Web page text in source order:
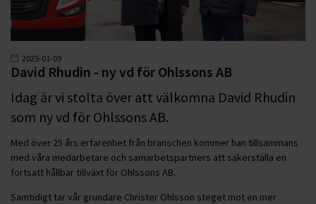
2025-01-09
David Rhudin - ny vd för Ohlssons AB
Idag är vi stolta över att välkomna David Rhudin
som ny vd för Ohlssons AB.
Med över 25 års erfarenhet från branschen kommer han tillsammans
med våra medarbetare och samarbetspartners att säkerställa en
fortsatt hållbar tillväxt för Ohlssons AB.
Samtidigt tar vår grundare Christer Ohlsson steget mot en mer